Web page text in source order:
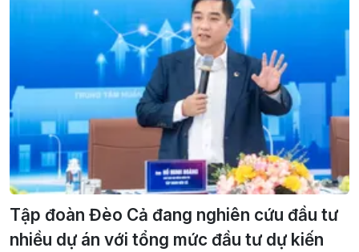
Tập đoàn Đèo Cả đang nghiên cứu đầu tư
nhiều dự án với tổng mức đầu tư dự kiến